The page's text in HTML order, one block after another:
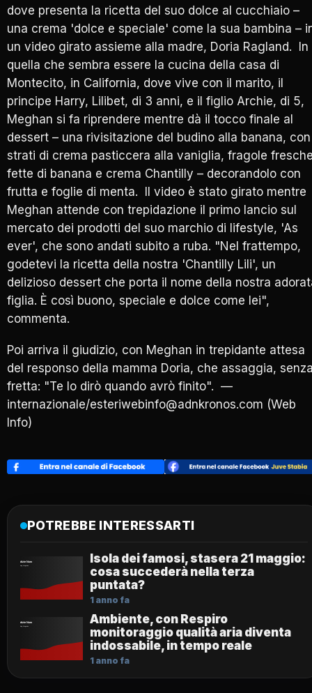
dove presenta la ricetta del suo dolce al cucchiaio –
una crema 'dolce e speciale' come la sua bambina –
un video girato assieme alla madre, Doria Ragland. In
quella che sembra essere la cucina della casa di
Montecito, in California, dove vive con il marito, il
principe Harry, Lilibet, di 3 anni, e il figlio Archie, di 5,
Meghan si fa riprendere mentre dà il tocco finale al
dessert – una rivisitazione del budino alla banana, con
strati di crema pasticcera alla vaniglia, fragole
fette di banana e crema Chantilly – decorandolo con
frutta e foglie di menta. Il video è stato girato mentre
Meghan attende con trepidazione il primo lancio sul
mercato dei prodotti del suo marchio di lifestyle, 'As
ever', che sono andati subito a ruba. "Nel frattempo,
godetevi la ricetta della nostra 'Chantilly Lili', un
delizioso dessert che porta il nome della nostra
figlia. È così buono, speciale e dolce come lei",
commenta.
Poi arriva il giudizio, con Meghan in trepidante attesa
del responso della mamma Doria, che assaggia,
fretta: "Te lo dirò quando avrò finito". —
internazionale/esteriwebinfo@adnkronos.com (Web
Info)
POTREBBE INTERESSARTI
Isola dei famosi, stasera 21 maggio:
cosa succederà nella terza
puntata?
1 anno fa
Ambiente, con Respiro
monitoraggio qualità aria diventa
indossabile, in tempo reale
1 anno fa